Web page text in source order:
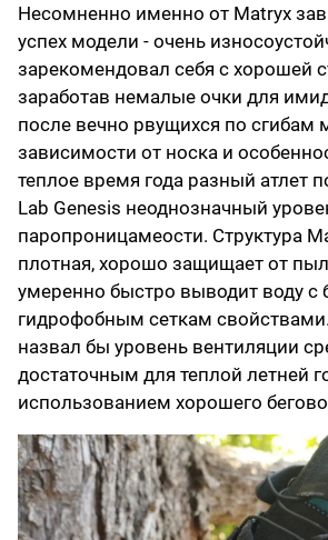
Несомненно именно от Matryx
успех модели - очень
зарекомендовал себя с хорошей
заработав немалые очки для
после вечно рвущихся по сгибам
зависимости от носка и
теплое время года разный атлет
Lab Genesis неоднозначный
паропроницамеости. Структура
плотная, хорошо защищает от
умеренно быстро выводит воду с
гидрофобным сеткам
назвал бы уровень вентиляции
достаточным для теплой летней
использованием хорошего